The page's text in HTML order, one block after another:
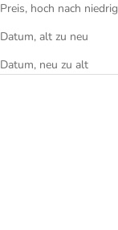
Preis, hoch nach niedrig
Datum, alt zu neu
Datum, neu zu alt